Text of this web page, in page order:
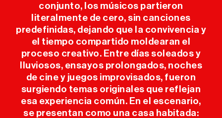
conjunto, los músicos partieron
literalmente de cero, sin canciones
predefinidas, dejando que la convivencia y
el tiempo compartido moldearan el
proceso creativo. Entre días soleados y
lluviosos, ensayos prolongados, noches
de cine y juegos improvisados, fueron
surgiendo temas originales que reflejan
esa experiencia común. En el escenario,
se presentan como una casa habitada: